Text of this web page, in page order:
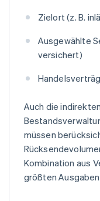
Zielort (z. B.
Ausgewählte
versichert)
Auch die
müssen
Kombination aus
größten